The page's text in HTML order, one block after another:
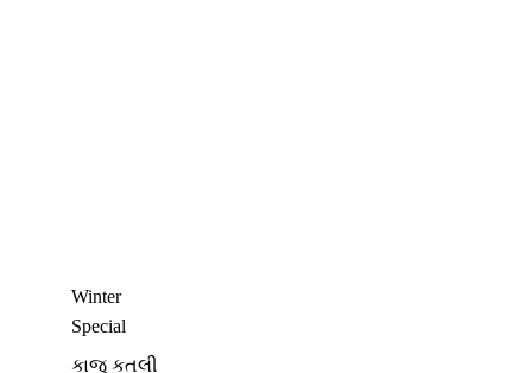
Winter
Special
કાજુ કતલી